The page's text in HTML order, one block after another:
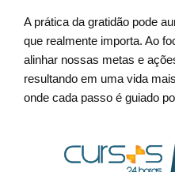
A prática da gratidão pode
que realmente importa. Ao
alinhar nossas metas e
resultando em uma vida
onde cada passo é guiado